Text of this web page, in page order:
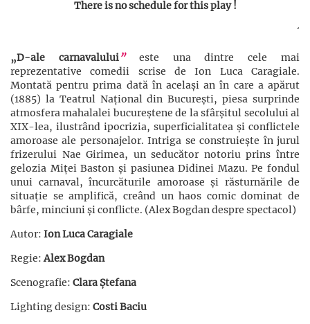
There is no schedule for this play !
„D-ale carnavalului”este una dintre cele mai
reprezentative comedii scrise de Ion Luca Caragiale.
Montată pentru prima dată în același an în care a apărut
(1885) la Teatrul Național din București, piesa surprinde
atmosfera mahalalei bucureștene de la sfârșitul secolului al
XIX-lea, ilustrând ipocrizia, superficialitatea și conflictele
amoroase ale personajelor. Intriga se construiește în jurul
frizerului Nae Girimea, un seducător notoriu prins între
gelozia Miței Baston și pasiunea Didinei Mazu. Pe fondul
unui carnaval, încurcăturile amoroase și răsturnările de
situație se amplifică, creând un haos comic dominat de
bârfe, minciuni și conflicte. (Alex Bogdan despre spectacol)
Autor: Ion Luca Caragiale
Regie:Alex Bogdan
Scenografie: Clara Ștefana
Lighting design: Costi Baciu